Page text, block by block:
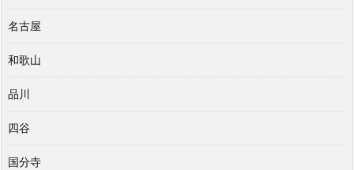
名古屋
和歌山
品川
四谷
国分寺